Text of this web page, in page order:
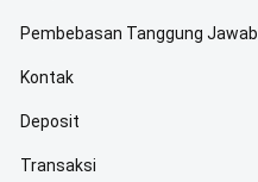
Pembebasan Tanggung Jawab
Kontak
Deposit
Transaksi